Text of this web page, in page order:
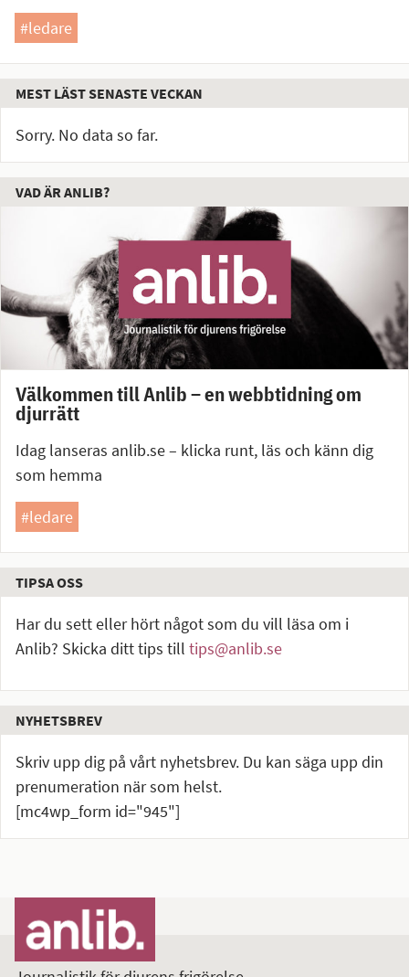
#ledare
MEST LÄST SENASTE VECKAN
Sorry. No data so far.
VAD ÄR ANLIB?
Välkommen till Anlib – en webbtidning om
djurrätt
Idag lanseras anlib.se – klicka runt, läs och känn dig
som hemma
#ledare
TIPSA OSS
Har du sett eller hört något som du vill läsa om i
Anlib? Skicka ditt tips till tips@anlib.se
NYHETSBREV
Skriv upp dig på vårt nyhetsbrev. Du kan säga upp din
prenumeration när som helst.
[mc4wp_form id="945"]